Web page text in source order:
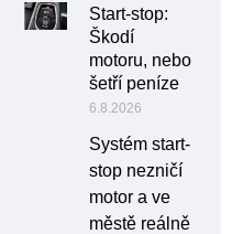
Start-stop:
Škodí
motoru, nebo
šetří peníze
6.8.2026
Systém start-
stop nezničí
motor a ve
městě reálně